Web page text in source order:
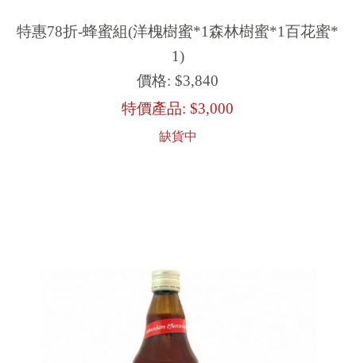
特惠78折-蜂蜜組(洋槐樹蜜*1森林樹蜜*1百花蜜*
1)
價格: $3,840
特價產品: $3,000
缺貨中